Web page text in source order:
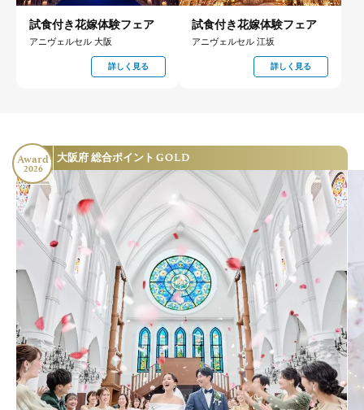
試食付き花嫁体験フェア
アニヴェルセル 大阪
詳しく見る
試食付き花嫁体験フェア
アニヴェルセル 江坂
詳しく見る
Award
2026
大阪府 総合ポイント GOLD